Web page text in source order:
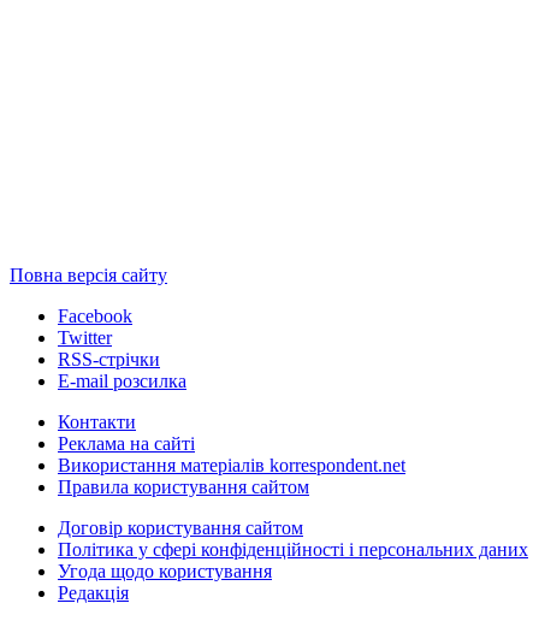
Повна версія сайту
Facebook
Twitter
RSS-стрічки
E-mail розсилка
Контакти
Реклама на сайті
Використання матеріалів korrespondent.net
Правила користування сайтом
Договір користування сайтом
Політика у сфері конфіденційності і персональних даних
Угода щодо користування
Редакція